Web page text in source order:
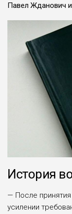
Павел Жданович
История
— После
усилении